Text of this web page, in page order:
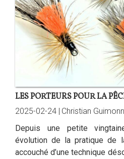
LES PORTEURS POUR LA
2025-02-24 | Christian
Depuis une petite
évolution de la pratique de
accouché d’une technique